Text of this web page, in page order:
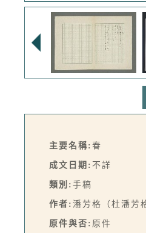
主要名稱: 春
成文日期: 不詳
類別: 手稿
作者: 潘芳格（杜潘芳
原件與否: 原件